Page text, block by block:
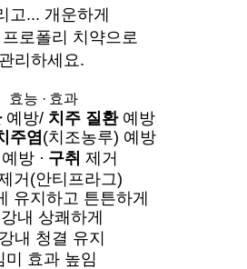
고... 개운하게
로폴리 치약으로
관리하세요.
효능 · 효과
예방/ 치주 질환예방
주염(치조농루) 예방
예방 · 구취 제거
거(안티프라그)
유지하고 튼튼하게
내 상쾌하게
내 청결 유지
미 효과 높임